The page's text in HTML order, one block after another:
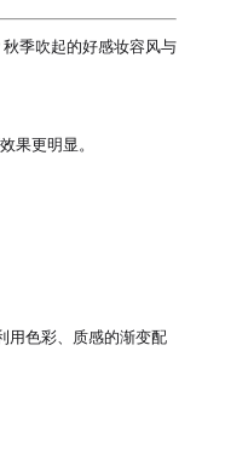
季吹起的好感妆容风与
果更明显。
用色彩、质感的渐变配